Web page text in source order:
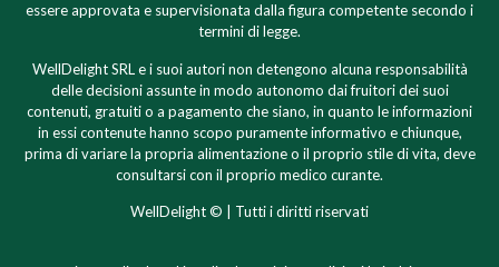
essere approvata e supervisionata dalla figura competente secondo i
termini di legge.
WellDelight SRL e i suoi autori non detengono alcuna responsabilità
delle decisioni assunte in modo autonomo dai fruitori dei suoi
contenuti, gratuiti o a pagamento che siano, in quanto le informazioni
in essi contenute hanno scopo puramente informativo e chiunque,
prima di variare la propria alimentazione o il proprio stile di vita, deve
consultarsi con il proprio medico curante.
WellDelight © | Tutti i diritti riservati